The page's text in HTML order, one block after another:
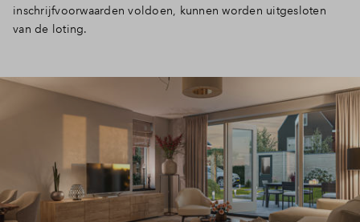
inschrijfvoorwaarden voldoen, kunnen worden uitgesloten
van de loting.